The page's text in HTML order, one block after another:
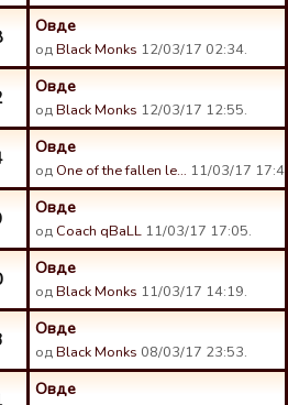
Овде
одBlack Monks 12/03/17 02:34.
Овде
одBlack Monks 12/03/17 12:55.
Овде
од One of the fallen le… 11/03/17 17:42.
Овде
од Coach qBaLL 11/03/17 17:05.
Овде
одBlack Monks 11/03/17 14:19.
Овде
одBlack Monks 08/03/17 23:53.
Овде